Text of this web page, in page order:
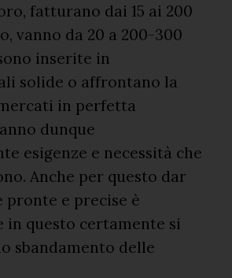
fatturano dai 15 ai 200
vanno da 20 a 200-300
inserite in
solide o affrontano la
in perfetta
dunque
esigenze e necessità che
Anche per questo dar
e precise è
in questo certamente si
sbandamento delle